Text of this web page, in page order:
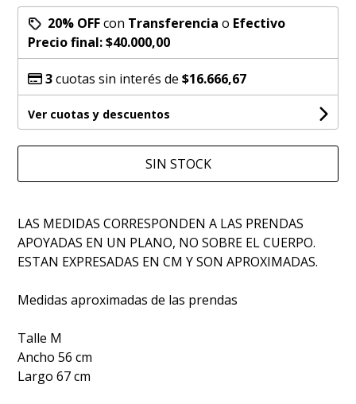
20% OFFcon Transferencia o Efectivo
Precio final:$40.000,00
3cuotas sin interés de$16.666,67
Ver cuotas y descuentos
SIN STOCK
LAS MEDIDAS CORRESPONDEN A LAS PRENDAS
APOYADAS EN UN PLANO, NO SOBRE EL CUERPO.
ESTAN EXPRESADAS EN CM Y SON APROXIMADAS.
Medidas aproximadas de las prendas
Talle M
Ancho 56 cm
Largo 67 cm